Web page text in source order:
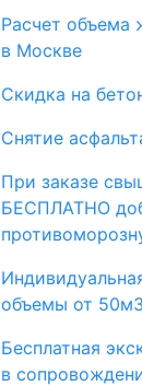
Расчет объема
в Москве
Скидка на
Снятие
При заказе
БЕСПЛАТНО
объемы от
Бесплатная
в